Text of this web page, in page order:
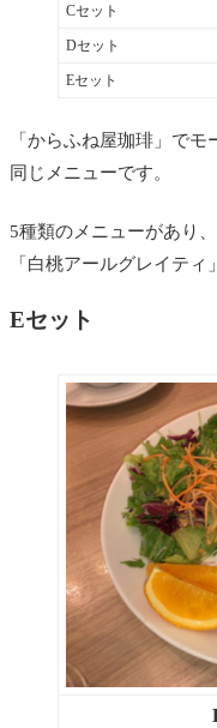
Cセット
Dセット
Eセット
「からふね屋珈琲」で
同じメニューです。
5種類のメニューがあり
「白桃アールグレイティ
Eセット